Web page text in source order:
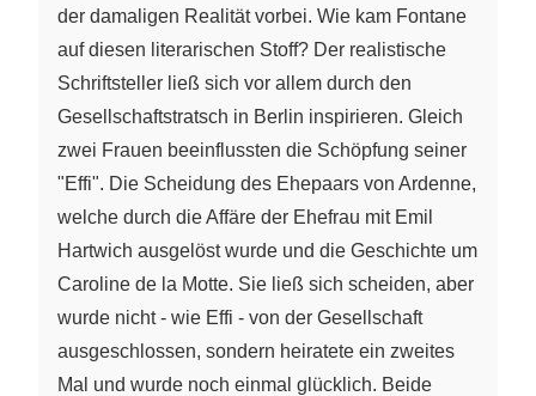
der damaligen Realität vorbei. Wie kam Fontane
auf diesen literarischen Stoff? Der realistische
Schriftsteller ließ sich vor allem durch den
Gesellschaftstratsch in Berlin inspirieren. Gleich
zwei Frauen beeinflussten die Schöpfung seiner
"Effi". Die Scheidung des Ehepaars von Ardenne,
welche durch die Affäre der Ehefrau mit Emil
Hartwich ausgelöst wurde und die Geschichte um
Caroline de la Motte. Sie ließ sich scheiden, aber
wurde nicht - wie Effi - von der Gesellschaft
ausgeschlossen, sondern heiratete ein zweites
Mal und wurde noch einmal glücklich. Beide